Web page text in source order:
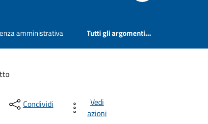
amministrativa Tutti gli argomenti...
Condividi
Vedi
azioni